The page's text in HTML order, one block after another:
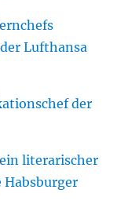
Lufthansa
der
literarischer